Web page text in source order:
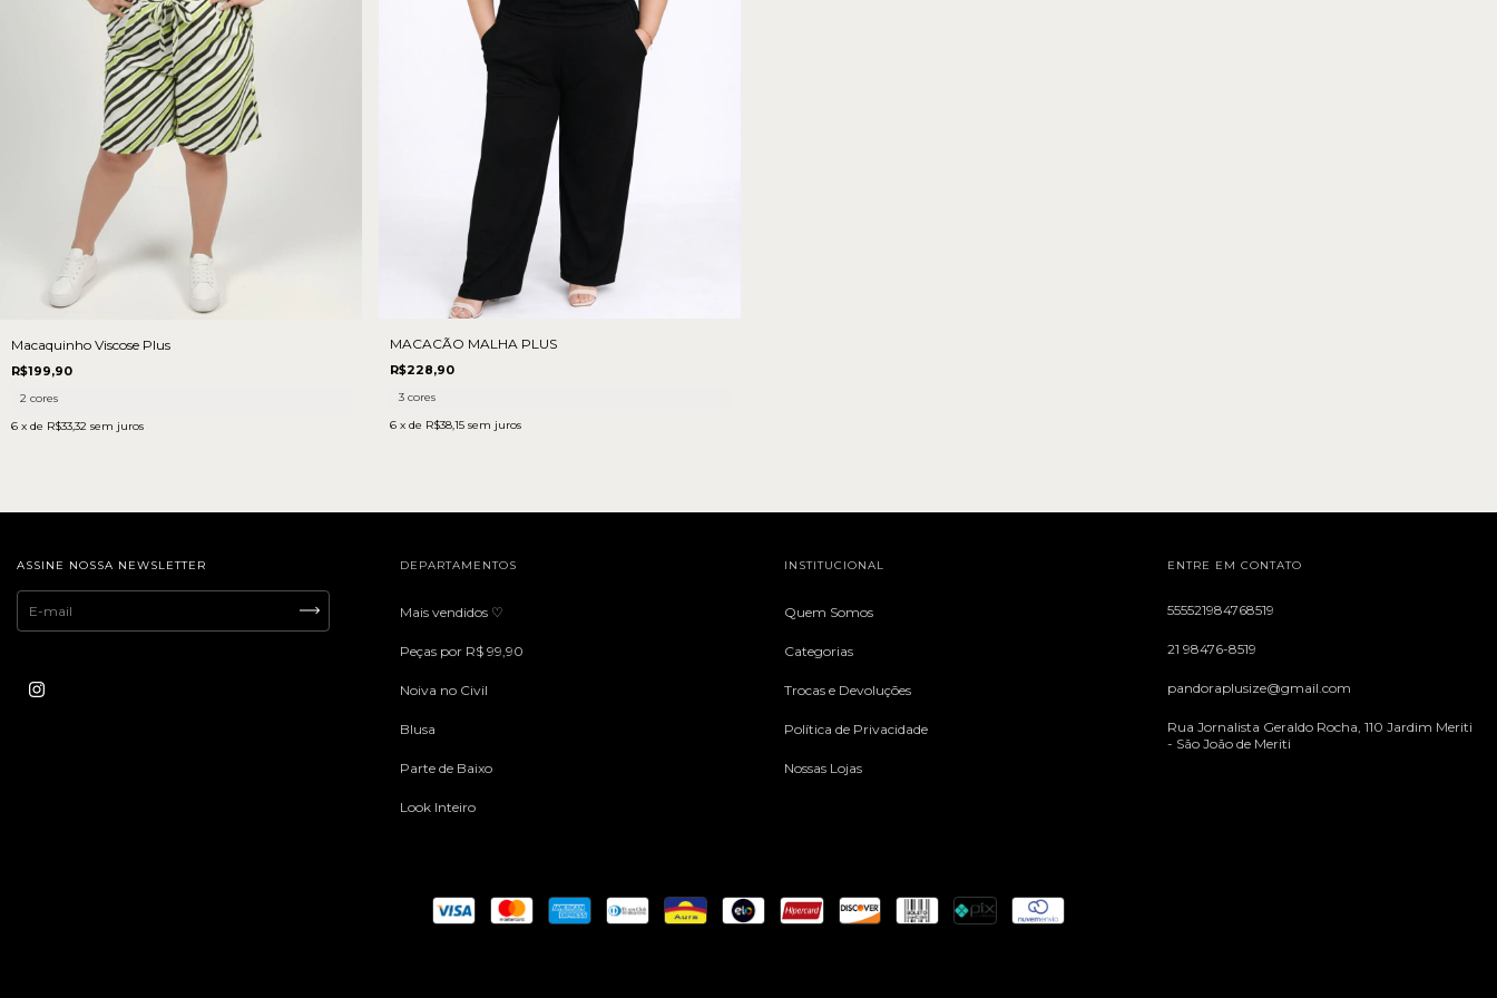
Macaquinho Viscose Plus
R$199,90
2 cores
6 x de R$33,32 sem juros
MACACÃO MALHA PLUS
R$228,90
3 cores
6 x de R$38,15 sem juros
ASSINE NOSSA NEWSLETTER DEPARTAMENTOS
Mais vendidos ♡
Peças por R$ 99,90
Noiva no Civil
Blusa
Parte de Baixo
Look Inteiro
INSTITUCIONAL
Quem Somos
Categorias
Trocas e Devoluções
Política de Privacidade
Nossas Lojas
ENTRE EM CONTATO
555521984768519
21 98476-8519
pandoraplusize@gmail.com
Rua Jornalista Geraldo Rocha, 110 Jardim Meriti
- São João de Meriti